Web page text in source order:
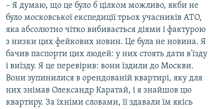
– Я думаю, що це було б цілком можливо, якби не
було московської експедиції трьох учасників АТО,
яка абсолютно чітко вибивається діями і фактурою
з низки цих фейкових новин. Це була не новина. Я
бачив паспорти цих людей: у них стоять дати в'їзду
і виїзду. Я це перевірив: вони їздили до Москви.
Вони зупинилися в орендованій квартирі, яку для
них знімав Олександр Каратай, і я знайшов цю
квартиру. За їхніми словами, її здавали їм якісь